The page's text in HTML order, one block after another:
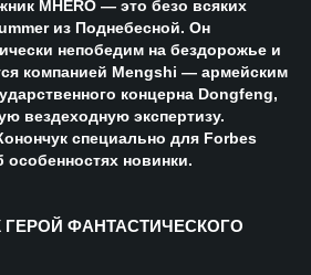
MHERO — это безо всяких
из Поднебесной. Он
непобедим на бездорожье и
компанией Mengshi — армейским
концерна Dongfeng,
вездеходную экспертизу.
специально для Forbes
особенностях новинки.
ФАНТАСТИЧЕСКОГО